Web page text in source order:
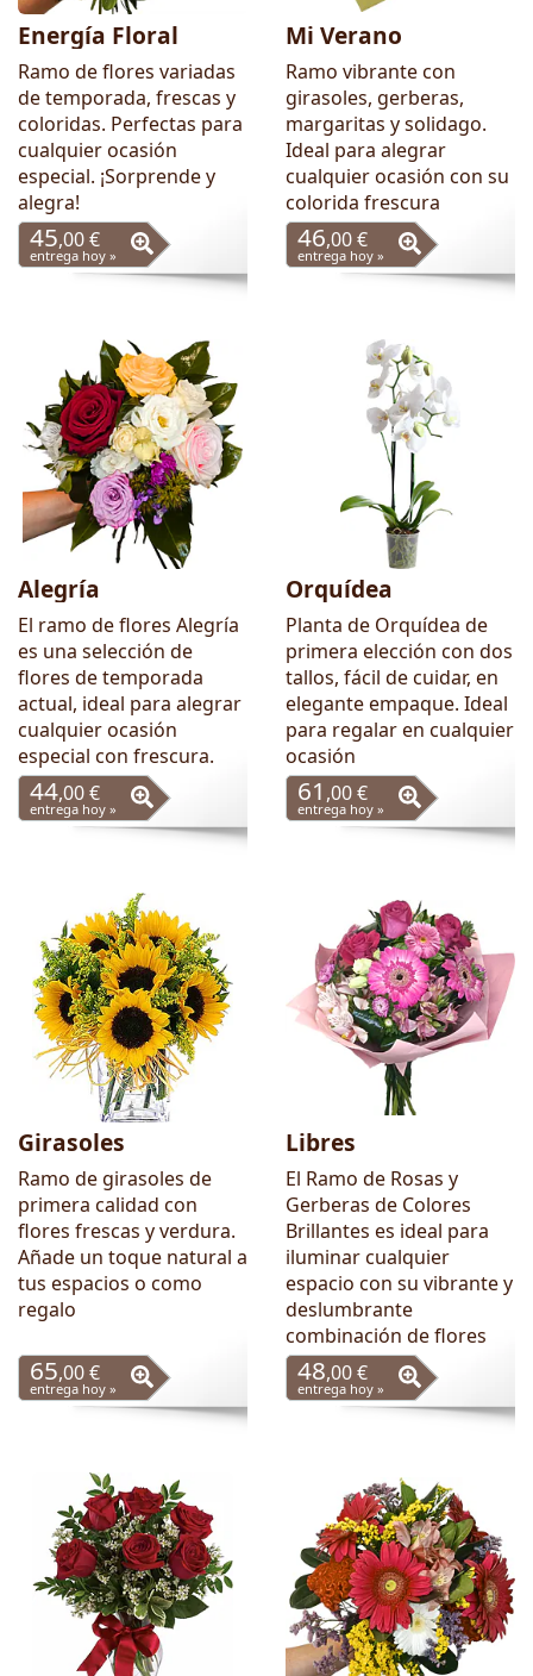
Energía Floral
Ramo de flores variadas
de temporada, frescas y
coloridas. Perfectas para
cualquier ocasión
especial. ¡Sorprende y
alegra!
45,00 €
entrega hoy »
Mi Verano
Ramo vibrante con
girasoles, gerberas,
margaritas y solidago.
Ideal para alegrar
cualquier ocasión con su
colorida frescura
46,00 €
entrega hoy »
Alegría
El ramo de flores Alegría
es una selección de
flores de temporada
actual, ideal para alegrar
cualquier ocasión
especial con frescura.
44,00 €
entrega hoy »
Orquídea
Planta de Orquídea de
primera elección con dos
tallos, fácil de cuidar, en
elegante empaque. Ideal
para regalar en cualquier
ocasión
61 ,00 €
entrega hoy »
Girasoles
Ramo de girasoles de
primera calidad con
flores frescas y verdura.
Añade un toque natural a
tus espacios o como
regalo
65,00 €
entrega hoy »
Libres
El Ramo de Rosas y
Gerberas de Colores
Brillantes es ideal para
iluminar cualquier
espacio con su vibrante y
deslumbrante
combinación de flores
48,00 €
entrega hoy »